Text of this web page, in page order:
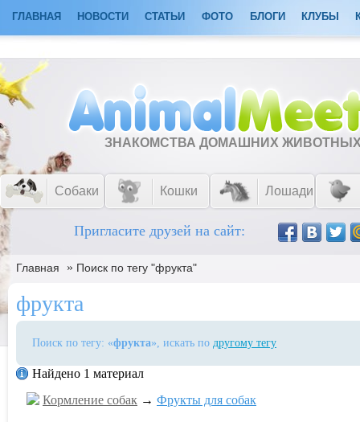
ГЛАВНАЯ НОВОСТИ СТАТЬИ ФОТО БЛОГИ КЛУБЫ
ЗНАКОМСТВА ДОМАШНИХ
Собаки Кошки Лошади
Пригласите друзей на сайт:
Главная » Поиск по тегу "фрукта"
фрукта
Поиск по тегу: «фрукта», искать по другому тегу
Найдено 1 материал
Кормление собак → Фрукты для собак